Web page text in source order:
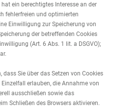
ein berechtigtes Interesse an der
fehlerfreien und optimierten
Einwilligung zur Speicherung von
der betreffenden Cookies
(Art. 6 Abs. 1 lit. a DSGVO);
dass Sie über das Setzen von Cookies
erlauben, die Annahme von
ausschließen sowie das
Schließen des Browsers aktivieren.